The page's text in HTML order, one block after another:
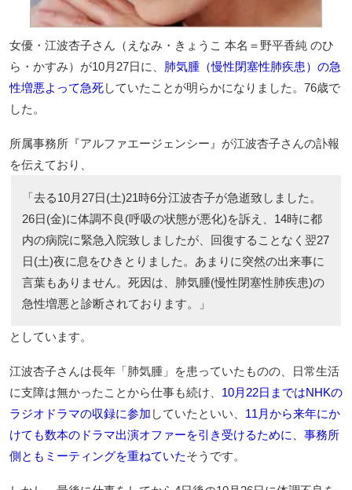
女優・江波杏子さん（えなみ・きょうこ 本名＝野平香純 のひ
ら・かすみ）が10月27日に、 肺気腫（慢性閉塞性肺疾患）の急
性増悪よって急死していたことが明らかになりました。76歳で
した。
所属事務所『アルファエージェンシー』が江波杏子さんの訃報
を伝えており、
「去る10月27日(土)21時6分江波杏子が急逝致しました。
26日(金)に体調不良(呼吸の状態が悪化)を訴え、14時に都
内の病院に緊急入院致しましたが、回復することなく翌27
日(土)夜に息をひきとりました。あまりに突然の出来事に
言葉もありません。死因は、肺気腫(慢性閉塞性肺疾患)の
急性増悪と診断されております。」
としています。
江波杏子さんは長年「肺気腫」を患っていたものの、日常生活
に支障は無かったことから仕事も続け、 10月22日まではNHKの
ラジオドラマの収録に参加 していたといい、 11月から来年にか
けても数本のドラマ出演オファーを引き受けるために、事務所
側ともミーティングを重ねていたそうです。